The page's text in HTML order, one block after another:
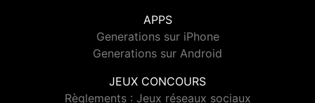
APPS
Generations sur iPhone
Generations sur Android
JEUX CONCOURS
Règlements : Jeux réseaux sociaux